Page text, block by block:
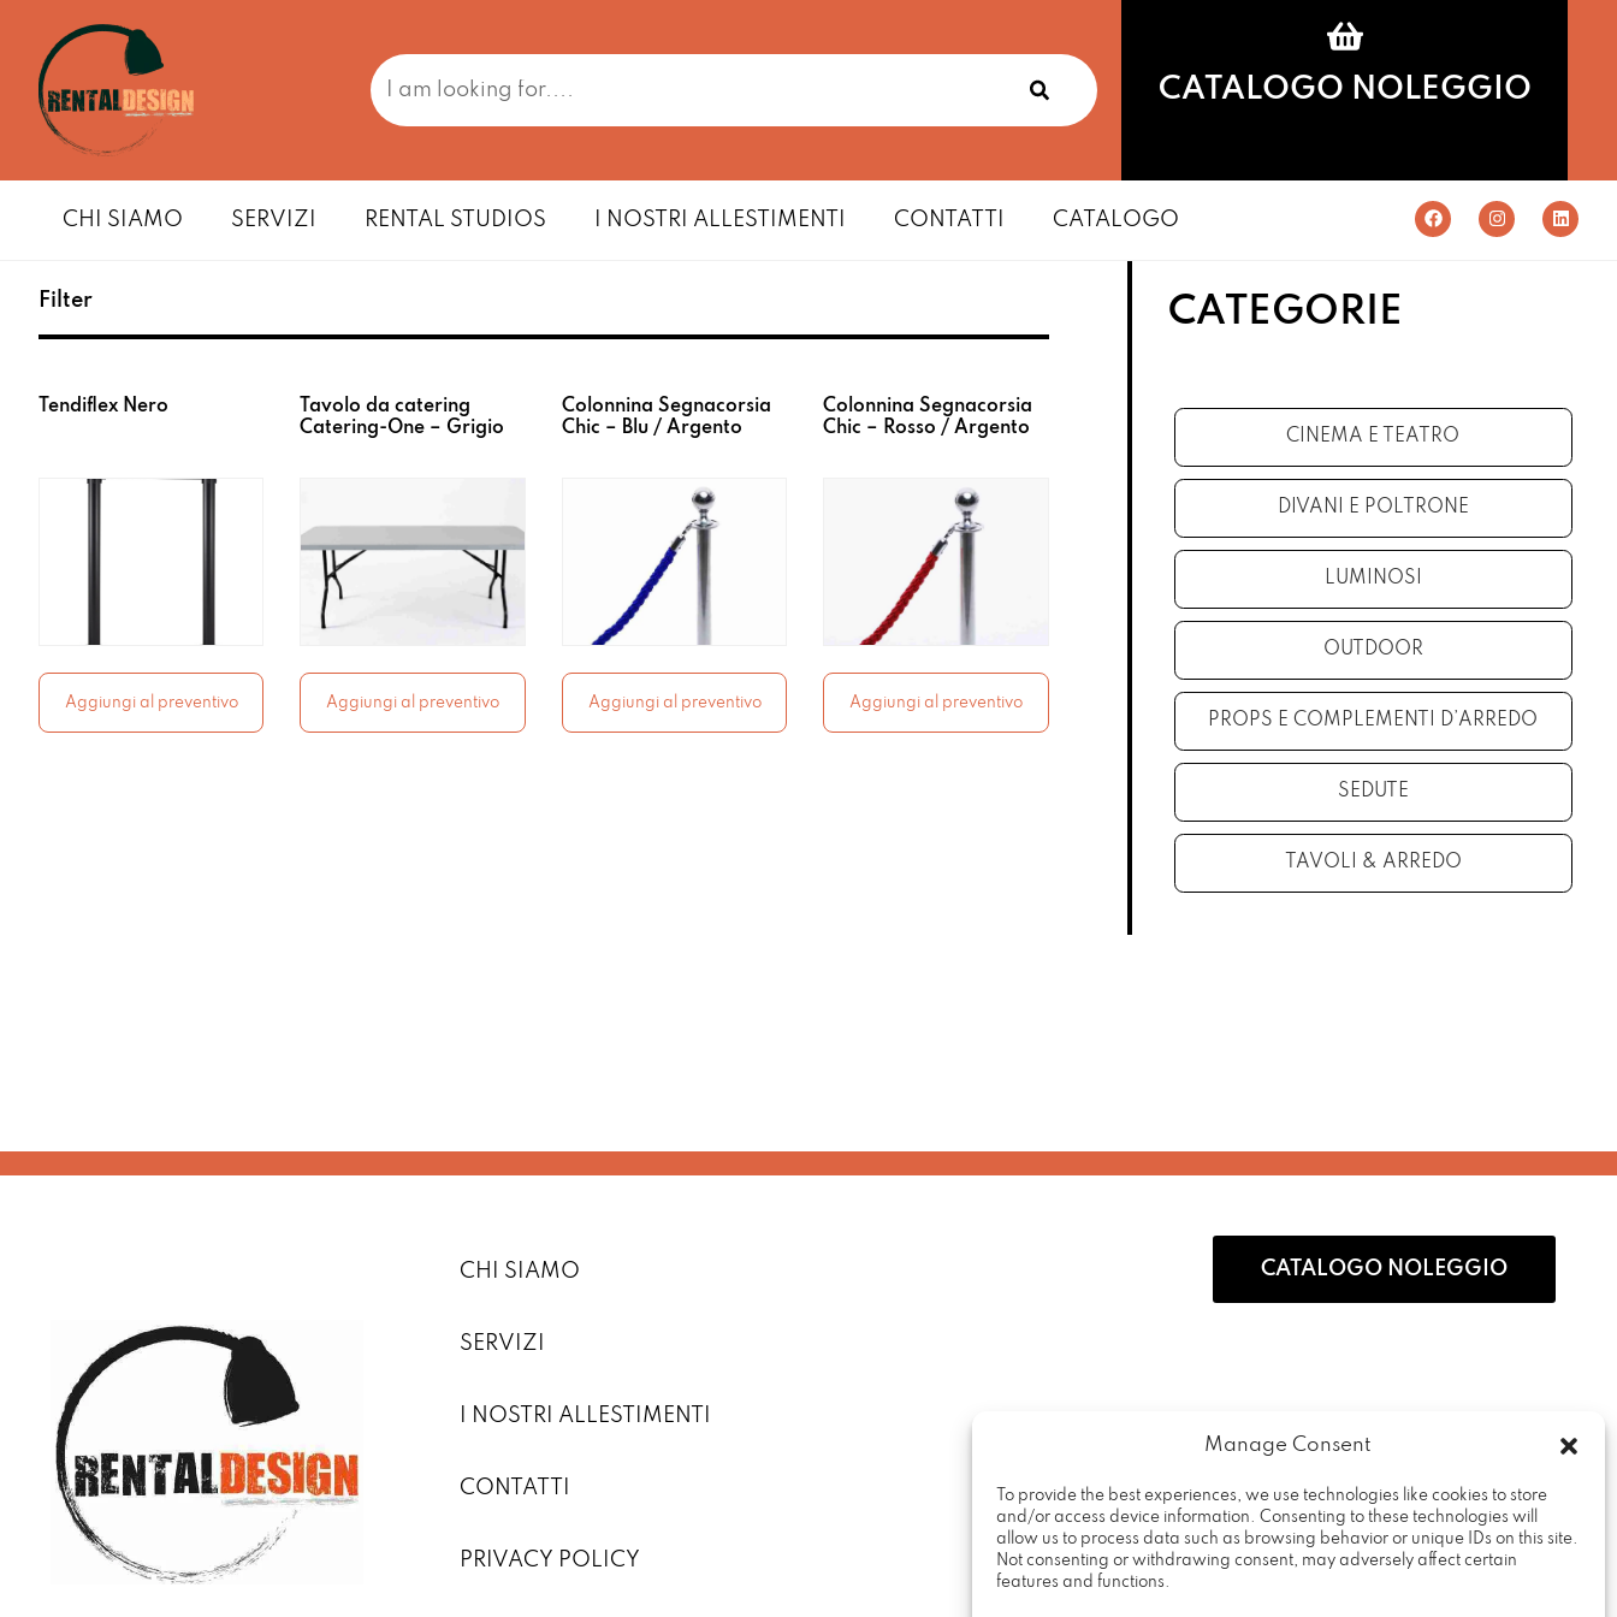
Manage Consent
To provide the best experiences, we use technologies like cookies to store
and/or access device information. Consenting to these technologies will
allow us to process data such as browsing behavior or unique IDs on this site.
Not consenting or withdrawing consent, may adversely affect certain
features and functions.
CATALOGO NOLEGGIO
CHI SIAMO SERVIZI RENTAL STUDIOS I NOSTRI ALLESTIMENTI CONTATTI CATALOGO
Filter
Tendiflex Nero
Aggiungi al preventivo
Tavolo da catering
Catering-One – Grigio
Aggiungi al preventivo
Colonnina Segnacorsia
Chic – Blu / Argento
Aggiungi al preventivo
Colonnina Segnacorsia
Chic – Rosso / Argento
Aggiungi al preventivo
CATEGORIE
CINEMA E TEATRO
DIVANI E POLTRONE
LUMINOSI
OUTDOOR
PROPS E COMPLEMENTI D’ARREDO
SEDUTE
TAVOLI & ARREDO
CHI SIAMO
SERVIZI
I NOSTRI ALLESTIMENTI
CONTATTI
PRIVACY POLICY
CATALOGO NOLEGGIO
Rental Design Srl
Via Fratelli Cervi, 19